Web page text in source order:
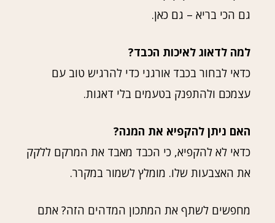
גם הכי בריא – גם כאן.
למה לדאוג לאיכות הכבד?
כדאי לבחור בכבד אורגני כדי להרגיש טוב עם
עצמכם ולהתפנק בטעמים בלי דאגות.
האם ניתן להקפיא את המנה?
כדאי לא להקפיא, כי הכבד מאבד את המרקם ללקק
את האצבעות שלו. מומלץ לשמור במקרר.
מחפשים לשתף את המתכון המדהים הזה? אתם